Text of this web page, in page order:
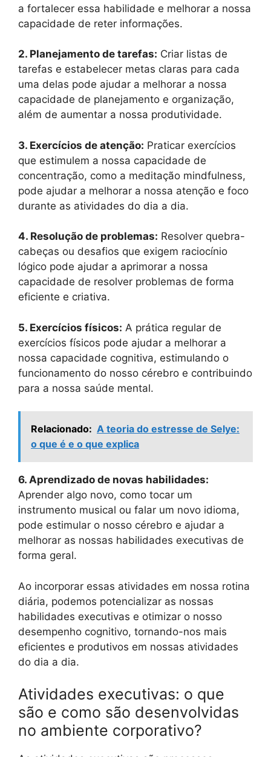
a fortalecer essa habilidade e melhorar a nossa
capacidade de reter informações.
2. Planejamento de tarefas: Criar listas de
tarefas e estabelecer metas claras para cada
uma delas pode ajudar a melhorar a nossa
capacidade de planejamento e organização,
além de aumentar a nossa produtividade.
3. Exercícios de atenção: Praticar exercícios
que estimulem a nossa capacidade de
concentração, como a meditação mindfulness,
pode ajudar a melhorar a nossa atenção e foco
durante as atividades do dia a dia.
4. Resolução de problemas: Resolver quebra-
cabeças ou desafios que exigem raciocínio
lógico pode ajudar a aprimorar a nossa
capacidade de resolver problemas de forma
eficiente e criativa.
5. Exercícios físicos: A prática regular de
exercícios físicos pode ajudar a melhorar a
nossa capacidade cognitiva, estimulando o
funcionamento do nosso cérebro e contribuindo
para a nossa saúde mental.
Relacionado: A teoria do estresse de Selye:
o que é e o que explica
6. Aprendizado de novas habilidades:
Aprender algo novo, como tocar um
instrumento musical ou falar um novo idioma,
pode estimular o nosso cérebro e ajudar a
melhorar as nossas habilidades executivas de
forma geral.
Ao incorporar essas atividades em nossa rotina
diária, podemos potencializar as nossas
habilidades executivas e otimizar o nosso
desempenho cognitivo, tornando-nos mais
eficientes e produtivos em nossas atividades
do dia a dia.
Atividades executivas: o que
são e como são desenvolvidas
no ambiente corporativo?